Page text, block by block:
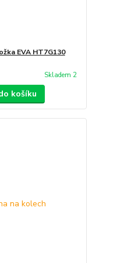
EVA HT7G130
Skladem 2
košíku